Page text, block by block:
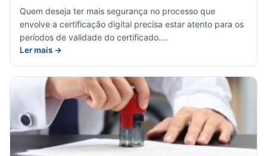
Quem deseja ter mais segurança no processo que
envolve a certificação digital precisa estar atento para os
períodos de validade do certificado.…
Ler mais →